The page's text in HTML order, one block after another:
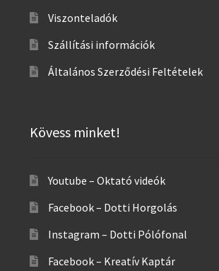
Viszonteladók
Szállítási információk
Általános Szerződési Feltételek
Kövess minket!
Youtube – Oktató videók
Facebook – Dotti Horgolás
Instagram – Dotti Pólófonal
Facebook – Kreatív Kaptár